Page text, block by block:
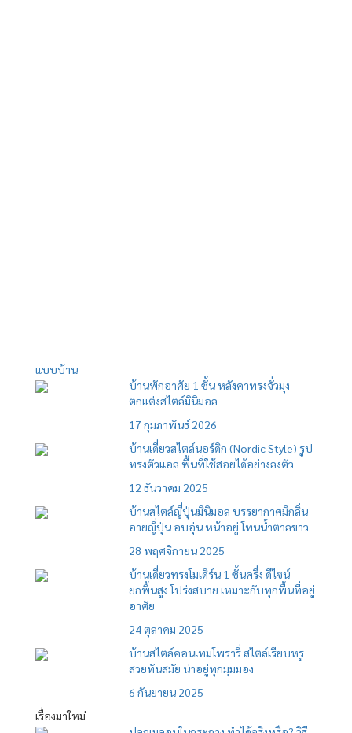
แบบบ้าน
บ้านพักอาศัย 1 ชั้น หลังคาทรงจั่วมุง
ตกแต่งสไตล์มินิมอล
17 กุมภาพันธ์ 2026
บ้านเดี่ยวสไตล์นอร์ดิก (Nordic Style) รูป
ทรงตัวแอล พื้นที่ใช้สอยได้อย่างลงตัว
12 ธันวาคม 2025
บ้านสไตล์ญี่ปุ่นมินิมอล บรรยากาศมีกลิ่น
อายญี่ปุ่น อบอุ่น หน้าอยู่ โทนน้ำตาลขาว
28 พฤศจิกายน 2025
บ้านเดี่ยวทรงโมเดิร์น 1 ชั้นครึ่ง ดีไซน์
ยกพื้นสูง โปร่งสบาย เหมาะกับทุกพื้นที่อยู่
อาศัย
24 ตุลาคม 2025
บ้านสไตล์คอนเทมโพรารี่ สไตล์เรียบหรู
สวยทันสมัย น่าอยู่ทุกมุมมอง
6 กันยายน 2025
เรื่องมาใหม่